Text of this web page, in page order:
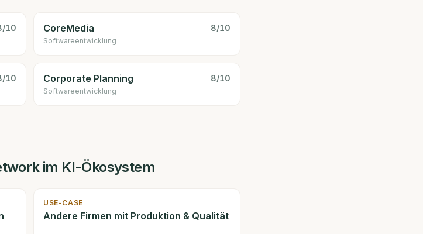
/10 CoreMedia 8/10
Software­entwicklung
/10 Corporate Planning 8/10
Software­entwicklung
im KI-Ökosystem
USE-CASE
Andere Firmen mit Produktion & Qualität